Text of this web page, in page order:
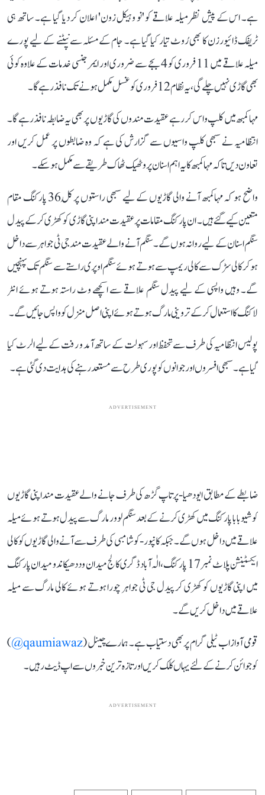
ہے۔ اس کے پیش نظر میلہ علاقے کو 'نو وہیکل زون' اعلان کر دیا گیا ہے۔ ساتھ ہی
ٹریفک ڈائیورزن کا بھی رُوٹ تیار کیا گیا ہے۔ جام کے مسئلہ سے نپٹنے کے لیے پورے
میلہ علاقے میں 11 فروری کو 4 بجے سے ضروری اور ایمرجنسی خدمات کے علاوہ کوئی
بھی گاڑی نہیں چلے گی، یہ نظام 12 فروری کو غسل مکمل ہونے تک نافذ رہے گا۔
مہا کمبھ میں کلپ واس کر رہے عقیدت مندوں کی گاڑیوں پر بھی یہ ضابطہ نافذ رہے گا۔
انتظامیہ نے سبھی کلپ واسیوں سے گزارش کی ہے کہ وہ ضابطوں پر عمل کریں اور
تعاون دیں تاکہ مہاکمبھ کا یہ اہم اسنان پرو ٹھیک ٹھاک طریقے سے مکمل ہو سکے۔
واضح ہو کہ مہاکمبھ آنے والی گاڑیوں کے لیے سبھی راستوں پر کُل 36 پارکنگ مقام
متعین کیے گئے ہیں۔ ان پارکنگ مقامات پر عقیدت مند اپنی گاڑی کو کھڑی کرکے پیدل
سنگم اسنان کے لیے روانہ ہوں گے۔ سنگم آنے والے عقیدت مند جی ٹی جواہر سے داخل
ہوکر کالی سڑک سے کالی ریمپ سے ہوتے ہوئے سنگم اوپری راستے سے سنگم تک پہنچیں
گے۔ وہیں واپسی کے لیے پیدل سنگم علاقے سے اکچھے وٹ راستہ ہوتے ہوئے انٹر
لاکنگ کا استعمال کرکے تروینی مارگ ہوتے ہوئے اپنی اصل منزل کو واپس جائیں گے۔
پولیس انتظامیہ کی طرف سے تحفظ اور سہولت کے ساتھ آمد و رفت کے لیے الرٹ کیا
گیا ہے۔ سبھی افسروں اور جوانوں کو پوری طرح سے مستعد رہنے کی ہدایت دی گئی ہے۔
ADVERTISEMENT
ضابطے کے مطابق ایودھیا-پرتاپ گڑھ کی طرف جانے والے عقیدت مند اپنی گاڑیوں
کو شیو بابا پارکنگ میں کھڑی کرنے کے بعد سنگم لوور مارگ سے پیدل ہوتے ہوئے میلہ
علاقے میں داخل ہوں گے۔ جبکہ کانپور- کوشامبی کی طرف سے آنے والی گاڑیوں کو کالی
ایکسٹینشن پلاٹ نمبر 17 پارکنگ، الٰہ آباد ڈگری کالج میدان و ددھیکاندو میدان پارکنگ
میں اپنی گاڑیوں کو کھڑی کر پیدل جی ٹی جواہر چورا ہوتے ہوئے کالی مارگ سے میلہ
علاقے میں داخل کریں گے۔
قومی آواز اب ٹیلی گرام پر بھی دستیاب ہے۔ ہمارے چینل (qaumiawaz@
)
کو جوائن کرنے کے لئے یہاں کلک کریں اور تازہ ترین خبروں سے اپ ڈیٹ رہیں۔
ADVERTISEMENT